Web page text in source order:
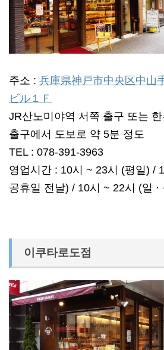
주소 : 兵庫県神戸市中央区中山
ビル１Ｆ
JR산노미야역 서쪽 출구 또는
출구에서 도보로 약 5분 정도
TEL : 078-391-3963
영업시간 : 10시 ~ 23시 (평일) /
공휴일 전날) / 10시 ~ 22시 (일 ·
이쿠타로도점